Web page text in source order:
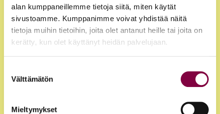
alan kumppaneillemme tietoja siitä, miten käytät
sivustoamme. Kumppanimme voivat yhdistää näitä
tietoja muihin tietoihin, joita olet antanut heille tai joita on
kerätty, kun olet käyttänyt heidän palvelujaan.
valinta
Välttämätön
Mieltymykset
Jäsenyys
Edut ja palvelut